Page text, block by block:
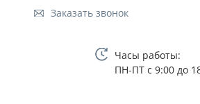
Заказать звонок
Часы работы:
ПН-ПТ с 9:00 до